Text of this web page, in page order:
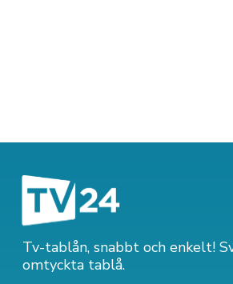
Tv-tablån, snabbt och enkelt!
omtyckta tablå.